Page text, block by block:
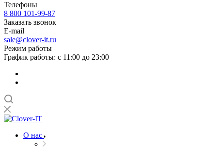
Телефоны
8 800 101-99-87
Заказать звонок
E-mail
sale@clover-it.ru
Режим работы
График работы: с 11:00 до 23:00
О нас